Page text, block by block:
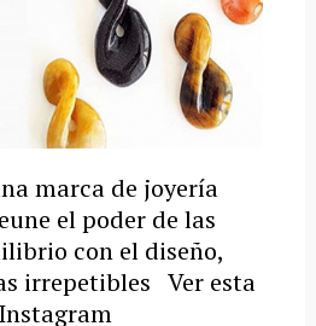
marca de joyería
el poder de las
con el diseño,
irrepetibles Ver esta